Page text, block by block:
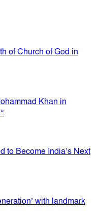
of Church of God in
Khan in
to Become India’s Next
with landmark